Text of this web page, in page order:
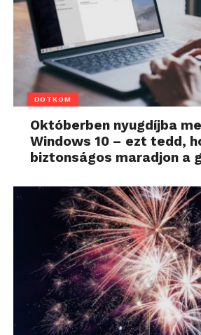
DOTKOM
Októberben nyugdíjba
Windows 10 – ezt tedd,
biztonságos maradjon a